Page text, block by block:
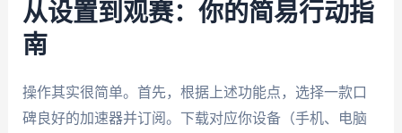
从设置到观赛：你的简易行动指
南
操作其实很简单。首先，根据上述功能点，选择一款口
碑良好的加速器并订阅。下载对应你设备（手机、电脑